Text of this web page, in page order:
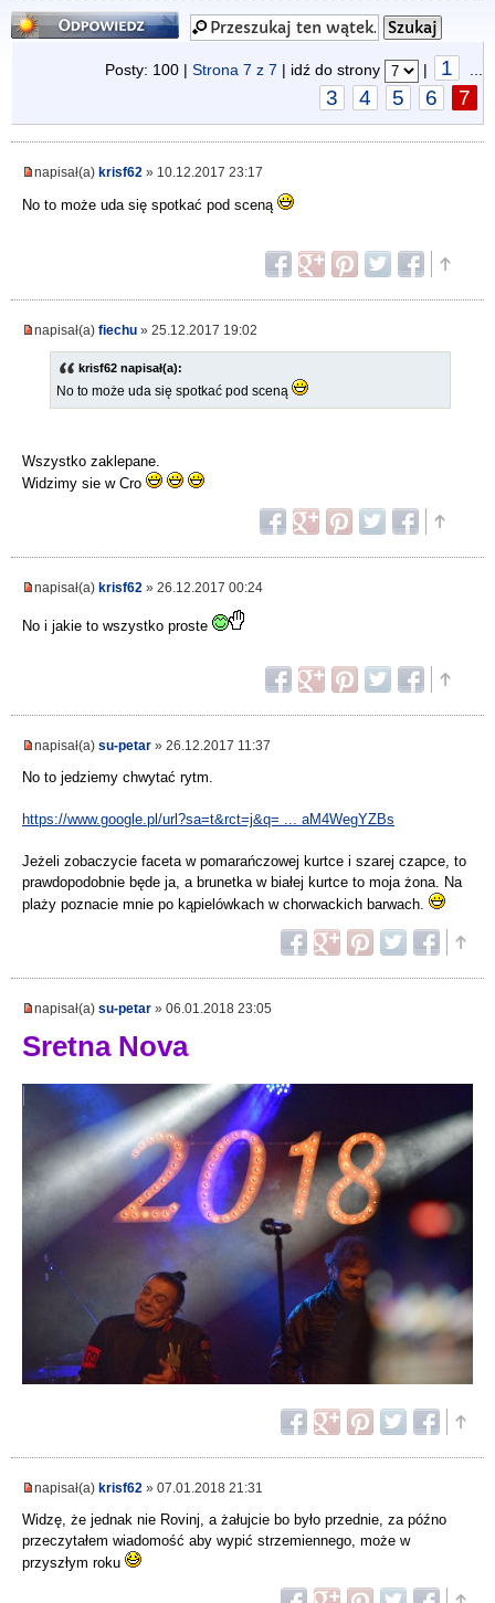
Odpowiedz
Posty: 100 | Strona 7 z 7 | idź do strony | 1
3 4 5 6 7
napisał(a) krisf62 » 10.12.2017 23:17
No to może uda się spotkać pod sceną
napisał(a) fiechu » 25.12.2017 19:02
krisf62 napisał(a):
No to może uda się spotkać pod sceną
Wszystko zaklepane.
Widzimy sie w Cro
napisał(a) krisf62 » 26.12.2017 00:24
No i jakie to wszystko proste
napisał(a) su-petar » 26.12.2017 11:37
No to jedziemy chwytać rytm.
https://www.google.pl/url?sa=t&rct=j&q= ... aM4WegYZBs
Jeżeli zobaczycie faceta w pomarańczowej kurtce i szarej czapce, to
prawdopodobnie będe ja, a brunetka w białej kurtce to moja żona. Na
plaży poznacie mnie po kąpielówkach w chorwackich barwach.
napisał(a) su-petar » 06.01.2018 23:05
Sretna Nova
napisał(a) krisf62 » 07.01.2018 21:31
Widzę, że jednak nie Rovinj, a żałujcie bo było przednie, za późno
przeczytałem wiadomość aby wypić strzemiennego, może w
przyszłym roku